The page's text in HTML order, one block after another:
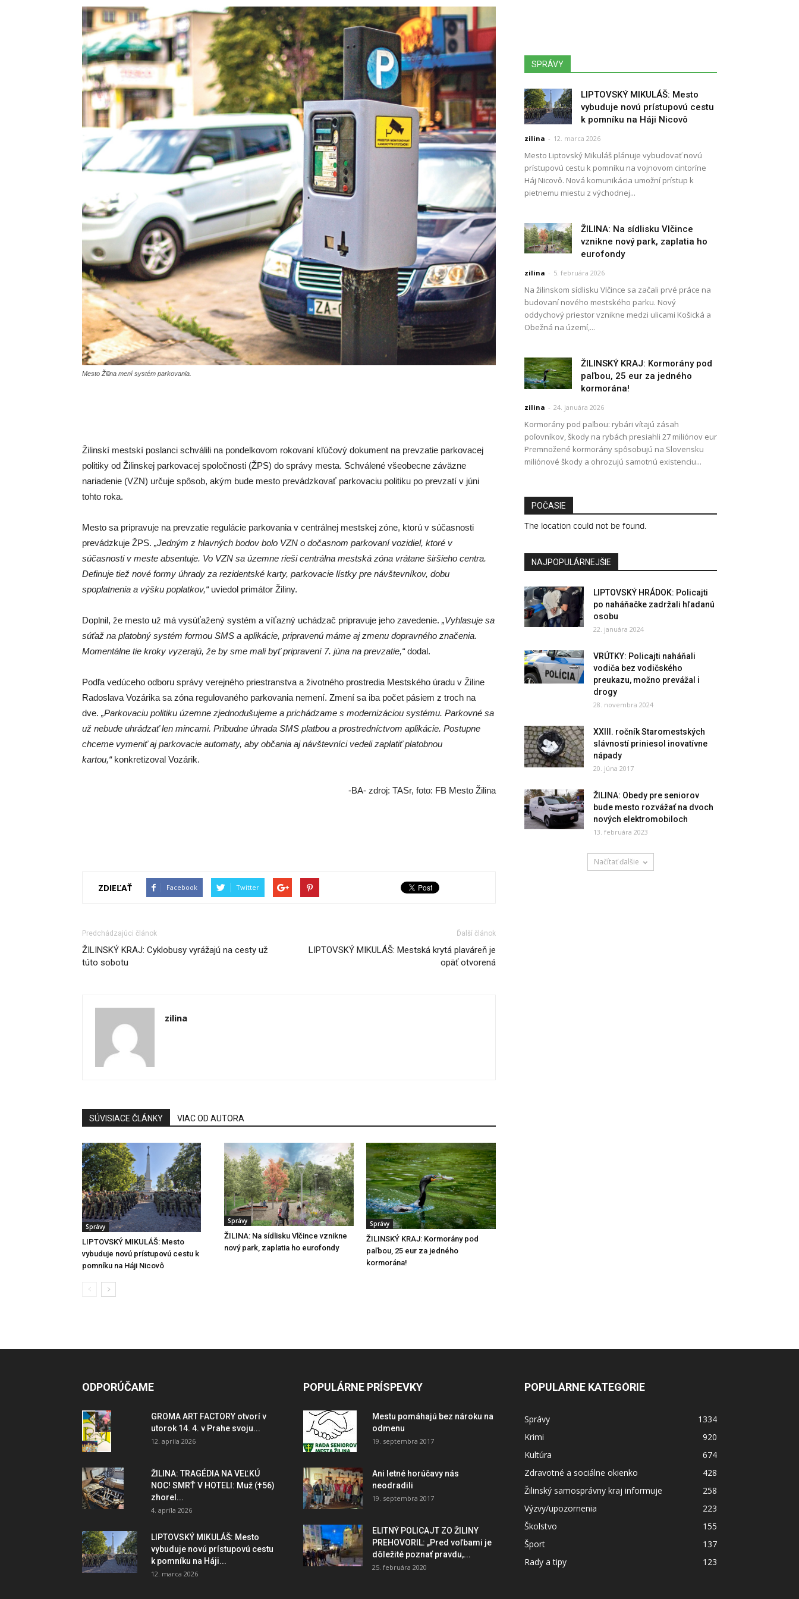
Mesto Žilina mení systém parkovania.
Žilinskí mestskí poslanci schválili na pondelkovom rokovaní kľúčový dokument na prevzatie parkovacej
politiky od Žilinskej parkovacej spoločnosti (ŽPS) do správy mesta. Schválené všeobecne záväzne
nariadenie (VZN) určuje spôsob, akým bude mesto prevádzkovať parkovaciu politiku po prevzatí v júni
tohto roka.
Mesto sa pripravuje na prevzatie regulácie parkovania v centrálnej mestskej zóne, ktorú v súčasnosti
prevádzkuje ŽPS. „Jedným z hlavných bodov bolo VZN o dočasnom parkovaní vozidiel, ktoré v
súčasnosti v meste absentuje. Vo VZN sa územne rieši centrálna mestská zóna vrátane širšieho centra.
Definuje tiež nové formy úhrady za rezidentské karty, parkovacie lístky pre návštevníkov, dobu
spoplatnenia a výšku poplatkov,“uviedol primátor Žiliny.
Doplnil, že mesto už má vysúťažený systém a víťazný uchádzač pripravuje jeho zavedenie. „Vyhlasuje sa
súťaž na platobný systém formou SMS a aplikácie, pripravenú máme aj zmenu dopravného značenia.
Momentálne tie kroky vyzerajú, že by sme mali byť pripravení 7. júna na prevzatie,“dodal.
Podľa vedúceho odboru správy verejného priestranstva a životného prostredia Mestského úradu v Žiline
Radoslava Vozárika sa zóna regulovaného parkovania nemení. Zmení sa iba počet pásiem z troch na
dve. „Parkovaciu politiku územne zjednodušujeme a prichádzame s modernizáciou systému. Parkovné sa
už nebude uhrádzať len mincami. Pribudne úhrada SMS platbou a prostredníctvom aplikácie. Postupne
chceme vymeniť aj parkovacie automaty, aby občania aj návštevníci vedeli zaplatiť platobnou
kartou,“ konkretizoval Vozárik.
-BA- zdroj: TASr, foto: FB Mesto Žilina
ZDIEĽAŤ Facebook Twitter
Predchádzajúci článok
ŽILINSKÝ KRAJ: Cyklobusy vyrážajú na cesty už
túto sobotu
Ďalší článok
LIPTOVSKÝ MIKULÁŠ: Mestská krytá plaváreň je
opäť otvorená
zilina
SÚVISIACE ČLÁNKY VIAC OD AUTORA
Správy
LIPTOVSKÝ MIKULÁŠ: Mesto
vybuduje novú prístupovú cestu k
pomníku na Háji Nicovô
Správy
ŽILINA: Na sídlisku Vlčince vznikne
nový park, zaplatia ho eurofondy
Správy
ŽILINSKÝ KRAJ: Kormorány pod
paľbou, 25 eur za jedného
kormorána!
SPRÁVY
LIPTOVSKÝ MIKULÁŠ: Mesto
vybuduje novú prístupovú cestu
k pomníku na Háji Nicovô
zilina - 12. marca 2026
Mesto Liptovský Mikuláš plánuje vybudovať novú
prístupovú cestu k pomníku na vojnovom cintoríne
Háj Nicovô. Nová komunikácia umožní prístup k
pietnemu miestu z východnej...
ŽILINA: Na sídlisku Vlčince
vznikne nový park, zaplatia ho
eurofondy
zilina - 5. februára 2026
Na žilinskom sídlisku Vlčince sa začali prvé práce na
budovaní nového mestského parku. Nový
oddychový priestor vznikne medzi ulicami Košická a
Obežná na území,...
ŽILINSKÝ KRAJ: Kormorány pod
paľbou, 25 eur za jedného
kormorána!
zilina - 24. januára 2026
Kormorány pod paľbou: rybári vítajú zásah
poľovníkov, škody na rybách presiahli 27 miliónov eur
Premnožené kormorány spôsobujú na Slovensku
miliónové škody a ohrozujú samotnú existenciu...
POČASIE
The location could not be found.
NAJPOPULÁRNEJŠIE
LIPTOVSKÝ HRÁDOK: Policajti
po naháňačke zadržali hľadanú
osobu
22. januára 2024
VRÚTKY: Policajti naháňali
vodiča bez vodičského
preukazu, možno prevážal i
drogy
28. novembra 2024
XXIII. ročník Staromestských
slávností priniesol inovatívne
nápady
20. júna 2017
ŽILINA: Obedy pre seniorov
bude mesto rozvážať na dvoch
nových elektromobiloch
13. februára 2023
Načítať ďalšie
ODPORÚČAME
GROMA ART FACTORY otvorí v
utorok 14. 4. v Prahe svoju...
12. apríla 2026
ŽILINA: TRAGÉDIA NA VEĽKÚ
NOC! SMRŤ V HOTELI: Muž (†56)
zhorel...
4. apríla 2026
LIPTOVSKÝ MIKULÁŠ: Mesto
vybuduje novú prístupovú cestu
k pomníku na Háji...
12. marca 2026
POPULÁRNE PRÍSPEVKY
Mestu pomáhajú bez nároku na
odmenu
19. septembra 2017
Ani letné horúčavy nás
neodradili
19. septembra 2017
ELITNÝ POLICAJT ZO ŽILINY
PREHOVORIL: „Pred voľbami je
dôležité poznať pravdu,...
25. februára 2020
POPULÁRNE KATEGÓRIE
Správy
1334
Krimi
920
Kultúra
674
Zdravotné a sociálne okienko
428
Žilinský samosprávny kraj informuje
258
Výzvy/upozornenia
223
Školstvo
155
Šport
137
Rady a tipy
123